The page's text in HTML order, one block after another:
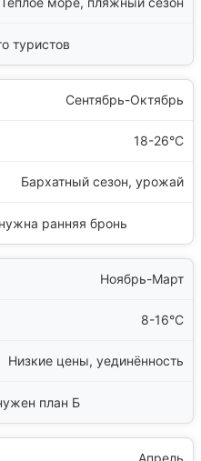
туристов
Сентябрь-Октябрь
18-26°C
Бархатный сезон, урожай
ранняя бронь
Ноябрь-Март
8-16°C
Низкие цены, уединённость
план Б